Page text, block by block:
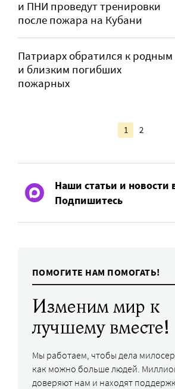
и ПНИ проведут тренировки
после пожара на Кубани
Патриарх обратился к родным
и близким погибших
пожарных
1 2
Наши статьи и новости
Подпишитесь
ПОМОГИТЕ НАМ ПОМОГАТЬ!
Изменим мир к
лучшему вместе!
Мы работаем, чтобы дела
как можно больше людей.
доверяют нам и находят